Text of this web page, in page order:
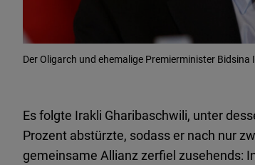
Der Oligarch und ehemalige Premierminister Bidsina
Es folgte Irakli Gharibaschwili, unter
Prozent abstürzte, sodass er nach nur
gemeinsame Allianz zerfiel zusehends: